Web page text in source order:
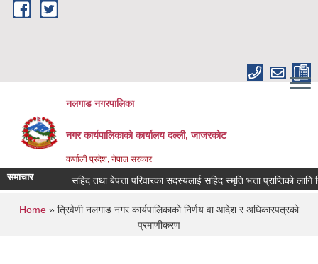
Skip to main content
नलगाड नगरपालिका
नगर कार्यपालिकाको कार्यालय दल्ली, जाजरकाेट
कर्णाली प्रदेश, नेपाल सरकार
समाचार सहिद तथा बेपत्ता परिवारका सदस्यलाई सहिद स्मृति भत्ता प्राप्तिको लागि
You are here
Home » त्रिवेणी नलगाड नगर कार्यपालिकाको निर्णय वा आदेश र अधिकारपत्रको
प्रमाणीकरण